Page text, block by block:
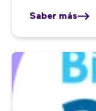
Saber más